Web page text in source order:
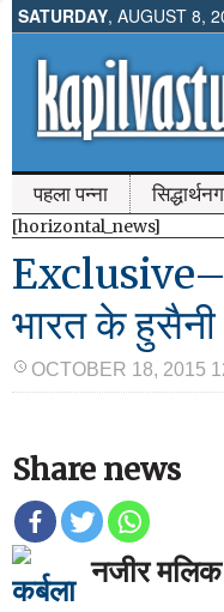
SATURDAY, AUGUST 8,
पहला पन्ना
[horizontal_news]
भारत के हुसैनी
OCTOBER 18, 2015
Share news
नजीर मलिक